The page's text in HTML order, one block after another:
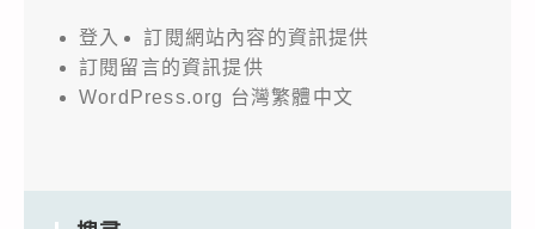
登入
訂閱網站內容的資訊提供
訂閱留言的資訊提供
WordPress.org 台灣繁體中文